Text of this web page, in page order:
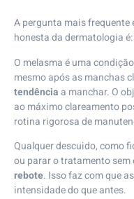
A pergunta mais frequente
honesta da dermatologia é:
O melasma é uma
mesmo após as manchas
tendência a manchar. O
ao máximo clareamento
rotina rigorosa de
Qualquer descuido, como
ou parar o tratamento
rebote. Isso faz com que
intensidade do que antes.